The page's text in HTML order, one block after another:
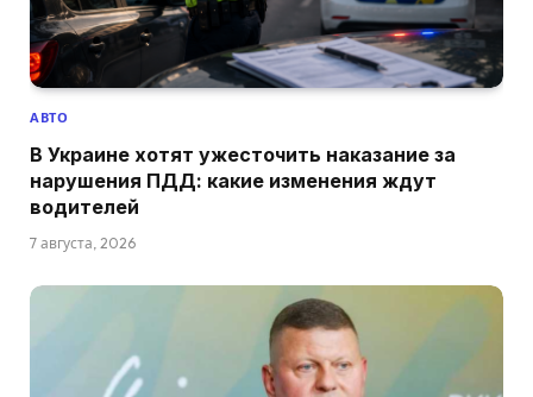
АВТО
В Украине хотят ужесточить наказание за
нарушения ПДД: какие изменения ждут
водителей
7 августа, 2026